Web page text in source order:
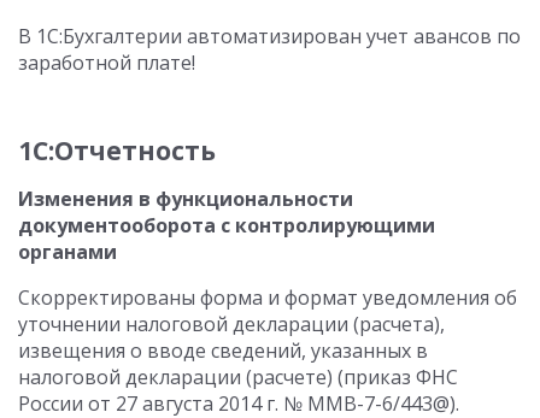
В 1С:Бухгалтерии автоматизирован учет авансов по
заработной плате!
1С:Отчетность
Изменения в функциональности
документооборота с контролирующими
органами
Скорректированы форма и формат уведомления об
уточнении налоговой декларации (расчета),
извещения о вводе сведений, указанных в
налоговой декларации (расчете) (приказ ФНС
России от 27 августа 2014 г. № ММВ-7-6/443@).